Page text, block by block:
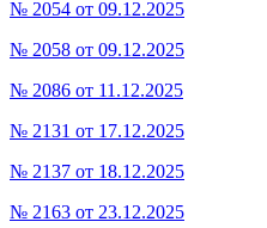
№ 2054 от 09.12.2025
№ 2058 от 09.12.2025
№ 2086 от 11.12.2025
№ 2131 от 17.12.2025
№ 2137 от 18.12.2025
№ 2163 от 23.12.2025